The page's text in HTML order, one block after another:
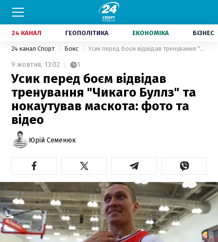
24 КАНАЛ ГЕОПОЛІТИКА ЕКОНОМІКА БІЗНЕС
24 канал Спорт Бокс Усик перед боєм відвідав тренування "Чикаго Буллз" та нокаутував маскота: фото та відео
9 жовтня, 13:02 1
Усик перед боєм відвідав
тренування "Чикаго Буллз" та
нокаутував маскота: фото та
відео
Юрій Семенюк